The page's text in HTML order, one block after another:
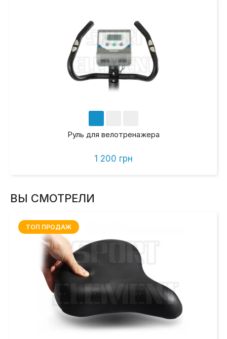
Руль для велотренажера
1 200 грн
ВЫ СМОТРЕЛИ
ТОП ПРОДАЖ